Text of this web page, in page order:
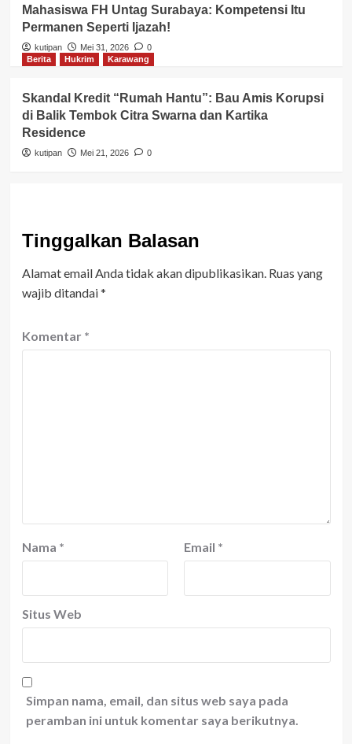
Mahasiswa FH Untag Surabaya: Kompetensi Itu
Permanen Seperti Ijazah!
kutipan Mei 31, 2026
0
Berita
Hukrim Karawang
Skandal Kredit “Rumah Hantu”: Bau Amis Korupsi
di Balik Tembok Citra Swarna dan Kartika
Residence
kutipan Mei 21, 2026 0
Tinggalkan Balasan
Alamat email Anda tidak akan dipublikasikan. Ruas yang
wajib ditandai*
Komentar *
Nama * Email *
Situs Web
Simpan nama, email, dan situs web saya pada
peramban ini untuk komentar saya berikutnya.